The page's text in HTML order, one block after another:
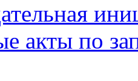
акты по